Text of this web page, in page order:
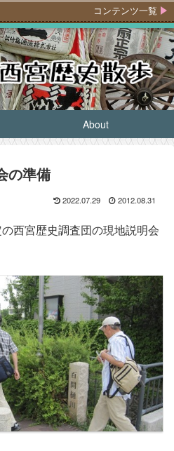
コンテンツ一覧
About
の準備
2022.07.29 2012.08.31
西宮歴史調査団の現地説明会